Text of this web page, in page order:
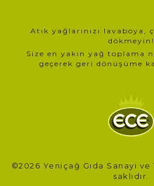
Atık yağlarınızı lavaboya,
dökmeyin!
Size en yakın yağ toplama
geçerek geri dönüşüme
©2026 Yeniçağ Gıda Sanayi ve
saklıdır.